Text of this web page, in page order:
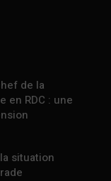
de la
en RDC : une
situation